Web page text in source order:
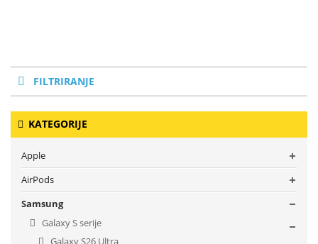
FILTRIRANJE
KATEGORIJE
Apple
AirPods
Samsung
Galaxy S serije
Galaxy S26 Ultra